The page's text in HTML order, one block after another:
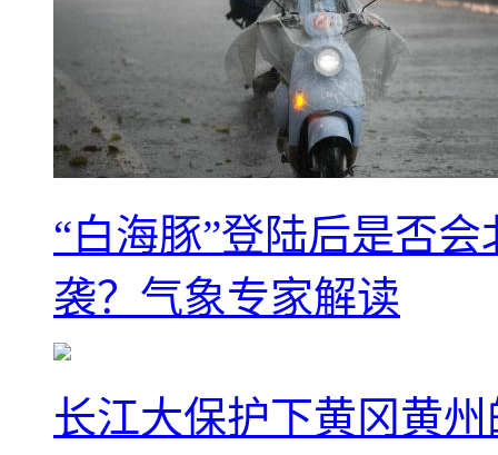
“白海豚”登陆后是否
袭？气象专家解读
长江大保护下黄冈黄